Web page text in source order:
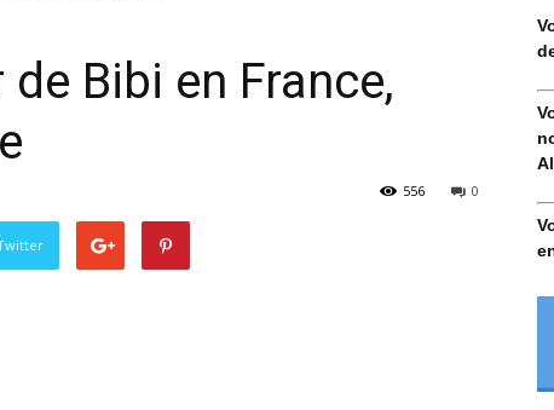
Bibi en France,
0
556